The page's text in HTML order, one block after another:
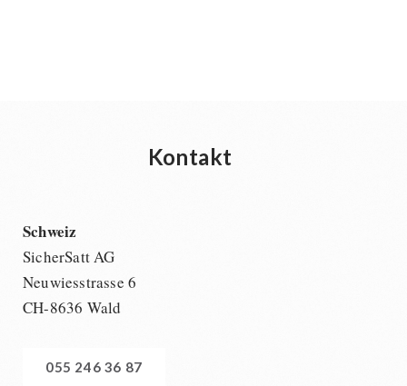
Kontakt
Schweiz
SicherSatt AG
Neuwiesstrasse 6
CH-8636 Wald
055 246 36 87